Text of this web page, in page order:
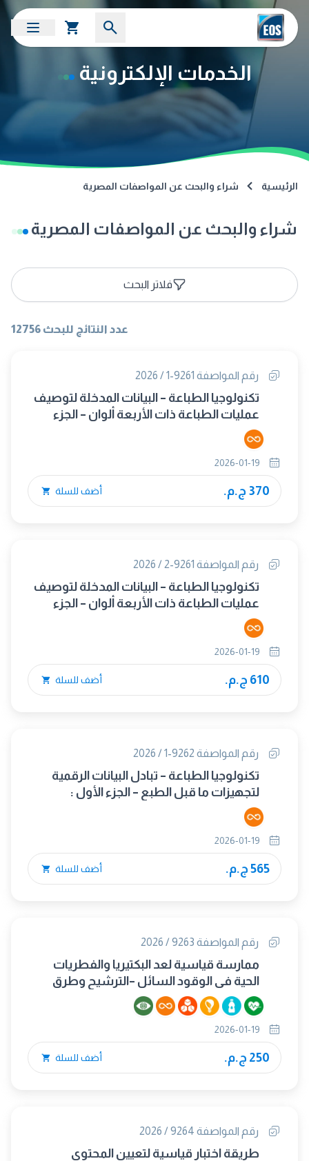
الخدمات الإلكترونية
الرئيسية شراء والبحث عن المواصفات المصرية
شراء والبحث عن المواصفات المصرية
فلاتر البحث
عدد النتائج للبحث 12756
رقم المواصفة 9261-1 / 2026
تكنولوجيا الطباعة – البيانات المدخلة لتوصيف
عمليات الطباعة ذات الأربعة ألوان – الجزء
الأول : مجموعة المعلومات الأولية
370 ج.م. أضف للسلة
رقم المواصفة 9261-2 / 2026
تكنولوجيا الطباعة – البيانات المدخلة لتوصيف
عمليات الطباعة ذات الأربعة ألوان – الجزء
الثاني: مجموعة البيانات الممتدة
610 ج.م. أضف للسلة
رقم المواصفة 9262-1 / 2026
تكنولوجيا الطباعة – تبادل البيانات الرقمية
لتجهيزات ما قبل الطبع – الجزء الأول :
المستهدفات اللونية لمعايرة جهاز الماسح
الضوئي للإدخال
565 ج.م. أضف للسلة
رقم المواصفة 9263 / 2026
ممارسة قياسية لعد البكتيريا والفطريات
الحية في الوقود السائل –الترشيح وطرق
الزراعة
250 ج.م. أضف للسلة
رقم المواصفة 9264 / 2026
طريقة اختبار قياسية لتعيين المحتوى